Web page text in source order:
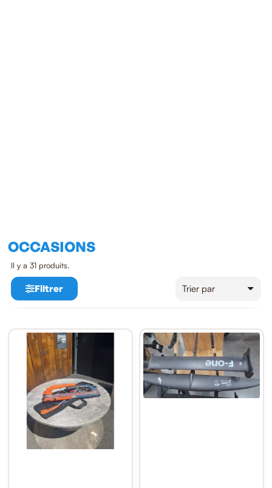
OCCASIONS
Il y a 31 produits.
Filtrer